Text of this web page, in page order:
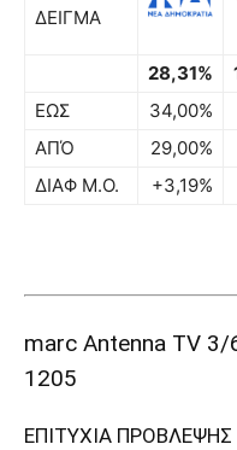
ΔΕΙΓΜΑ
28,31%
ΕΩΣ
34,00%
ΑΠΌ
29,00%
ΔΙΑΦ Μ.Ο.
+3,19%
marc Antenna TV
1205
ΕΠΙΤΥΧΙΑ